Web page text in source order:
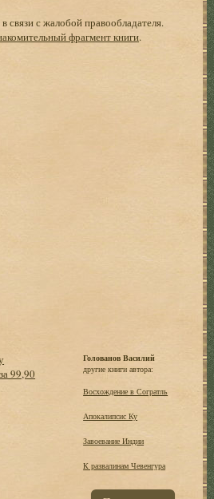
связи с жалобой правообладателя.
фрагмент книги.
99,90
Голованов Василий
другие книги автора:
Восхождение в Согратль
Апокалипсис Ку
Завоевание Индии
К развалинам Чевенгура